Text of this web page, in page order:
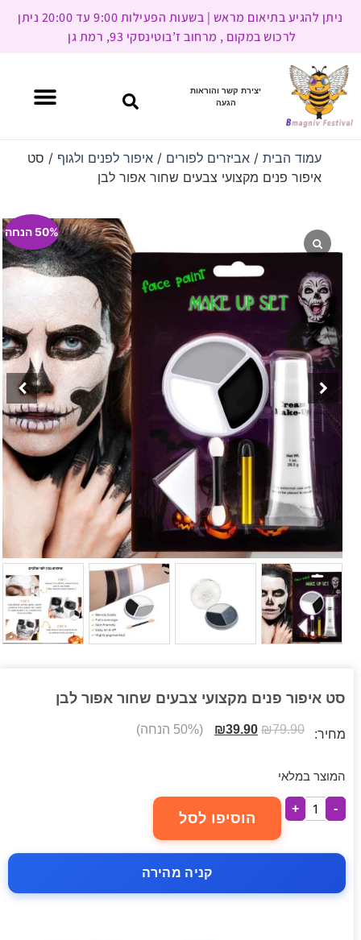
ניתן להגיע בתיאום מראש | בשעות הפעילות 9:00 עד 20:00 ניתן
לרכוש במקום , מרחוב ז’בוטינסקי 93, רמת גן
יצירת קשר והוראות
הגעה
עמוד הבית/ אביזרים לפורים / איפור לפנים ולגוף / סט
איפור פנים מקצועי צבעים שחור אפור לבן
50% הנחה
סט איפור פנים מקצועי צבעים שחור אפור לבן
מחיר: ₪79.90
₪39.90 (50% הנחה)
המוצר במלאי
-
+
הוסיפו לסל
קניה מהירה